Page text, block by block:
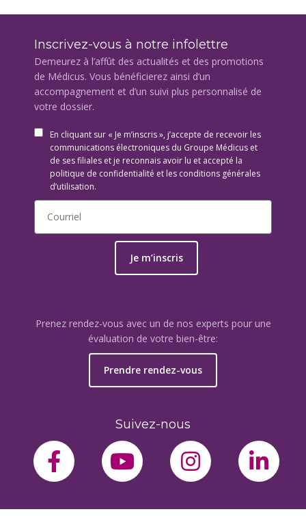
Inscrivez-vous à notre infolettre
Demeurez à l’affût des actualités et des promotions
de Médicus. Vous bénéficierez ainsi d’un
accompagnement et d’un suivi plus personnalisé de
votre dossier.
En cliquant sur « Je m’inscris », j’accepte de recevoir les
communications électroniques du Groupe Médicus et
de ses filiales et je reconnais avoir lu et accepté la
politique de confidentialité et les conditions générales
d’utilisation.
Je m’inscris
Prenez rendez-vous avec un de nos experts pour une
évaluation de votre bien-être:
Prendre rendez-vous
Suivez-nous
facebook-fyoutubeinstagram